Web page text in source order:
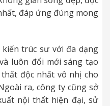
đáp ứng đúng mong
trúc sư với đa dạng
luôn đổi mới sáng tạo
độc nhất vô nhị cho
ra, công ty cũng sở
nội thất hiện đại, sử